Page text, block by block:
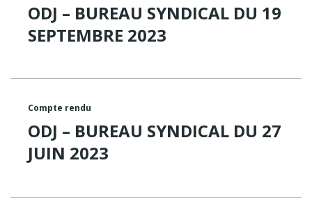
ODJ – BUREAU SYNDICAL DU 19
SEPTEMBRE 2023
Compte rendu
ODJ – BUREAU SYNDICAL DU 27
JUIN 2023